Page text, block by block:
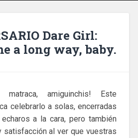
Dare Girl:
a long way, baby.
amiguinchis! Este
celebrarlo a solas, encerradas
a la cara, pero también
satisfacción al ver que vuestras